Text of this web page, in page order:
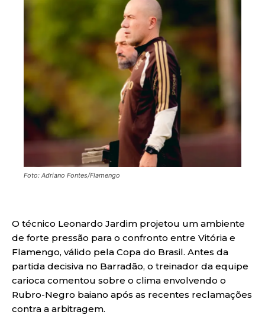
Foto: Adriano Fontes/Flamengo
O técnico Leonardo Jardim projetou um ambiente
de forte pressão para o confronto entre Vitória e
Flamengo, válido pela Copa do Brasil. Antes da
partida decisiva no Barradão, o treinador da equipe
carioca comentou sobre o clima envolvendo o
Rubro-Negro baiano após as recentes reclamações
contra a arbitragem.